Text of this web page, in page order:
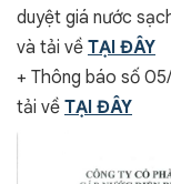
duyệt giá nước
và tải về TẠI ĐÂY
+ Thông báo số
tải về TẠI ĐÂY